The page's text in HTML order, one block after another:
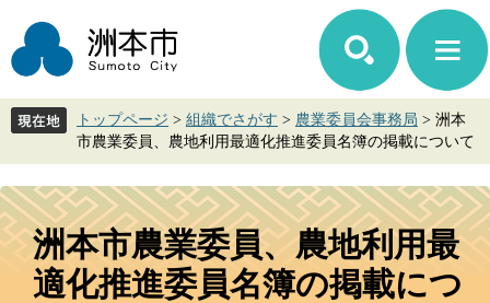
ジ
先
ュ
を
て
本
トップページ > 組織でさがす > 農業委員会事務局 > 洲本
市農業委員、農地利用最適化推進委員名簿の掲載について
本
文
洲本市農業委員、農地利用最
適化推進委員名簿の掲載につ